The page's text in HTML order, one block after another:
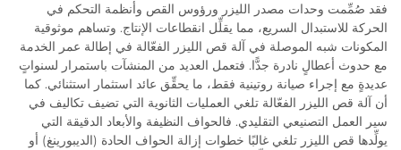
فقد صُمِّمت وحدات مصدر الليزر ورؤوس القص وأنظمة التحكم في
الحركة للاستبدال السريع، مما يقلِّل انقطاعات الإنتاج. وتساهم موثوقية
المكونات شبه الموصلة في آلة قص الليزر الفعّالة في إطالة عمر الخدمة
مع حدوث أعطالٍ نادرة جدًّا. فتعمل العديد من المنشآت باستمرار لسنواتٍ
عديدةٍ مع إجراء صيانة روتينية فقط، ما يحقِّق عائد استثمار استثنائي. كما
أن آلة قص الليزر الفعّالة تلغي العمليات الثانوية التي تضيف تكاليف في
سير العمل التصنيعي التقليدي. فالحواف النظيفة والأبعاد الدقيقة التي
يولِّدها قص الليزر تلغي غالبًا خطوات إزالة الحواف الحادة (الديبورينغ) أو